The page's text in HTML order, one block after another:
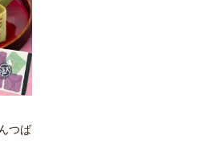
つば